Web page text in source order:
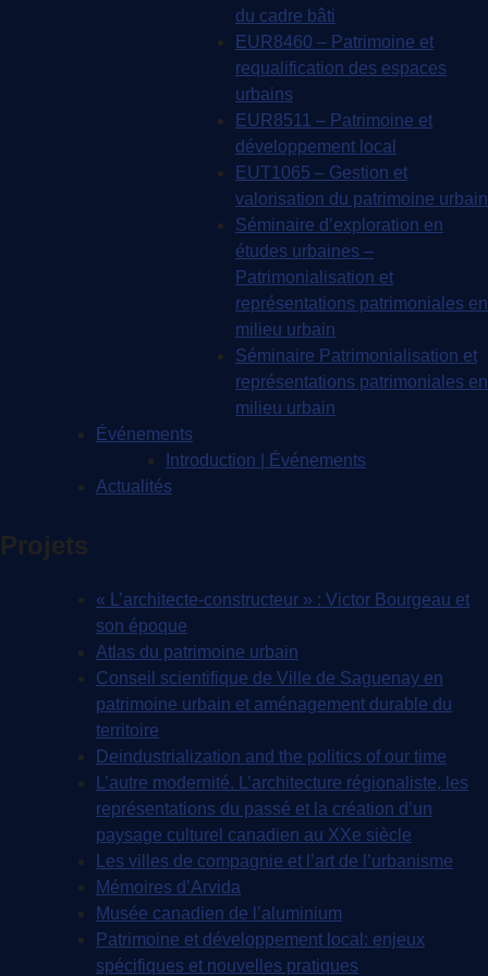
du cadre bâti
EUR8460 – Patrimoine et
requalification des espaces
urbains
EUR8511 – Patrimoine et
développement local
EUT1065 – Gestion et
valorisation du patrimoine urbain
Séminaire d’exploration en
études urbaines –
Patrimonialisation et
représentations patrimoniales en
milieu urbain
Séminaire Patrimonialisation et
représentations patrimoniales en
milieu urbain
Événements
Introduction | Événements
Actualités
Projets
« L’architecte-constructeur » : Victor Bourgeau et
son époque
Atlas du patrimoine urbain
Conseil scientifique de Ville de Saguenay en
patrimoine urbain et aménagement durable du
territoire
Deindustrialization and the politics of our time
L’autre modernité. L’architecture régionaliste, les
représentations du passé et la création d’un
paysage culturel canadien au XXe siècle
Les villes de compagnie et l’art de l’urbanisme
Mémoires d’Arvida
Musée canadien de l’aluminium
Patrimoine et développement local: enjeux
spécifiques et nouvelles pratiques